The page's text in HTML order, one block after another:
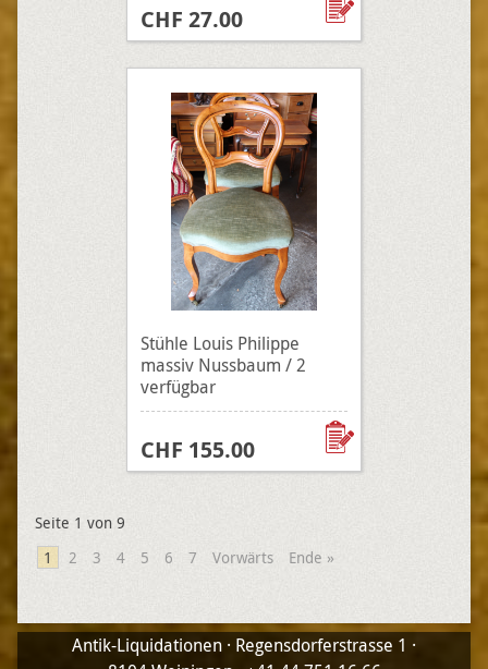
CHF 27.00
Stühle Louis Philippe
massiv Nussbaum / 2
verfügbar
CHF 155.00
Seite 1 von 9
1
2 3 4 5 6 7 Vorwärts Ende »
Antik-Liquidationen · Regensdorferstrasse 1 ·